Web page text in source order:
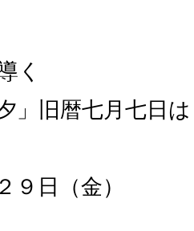
く
」旧暦七月七日は
９日（金）